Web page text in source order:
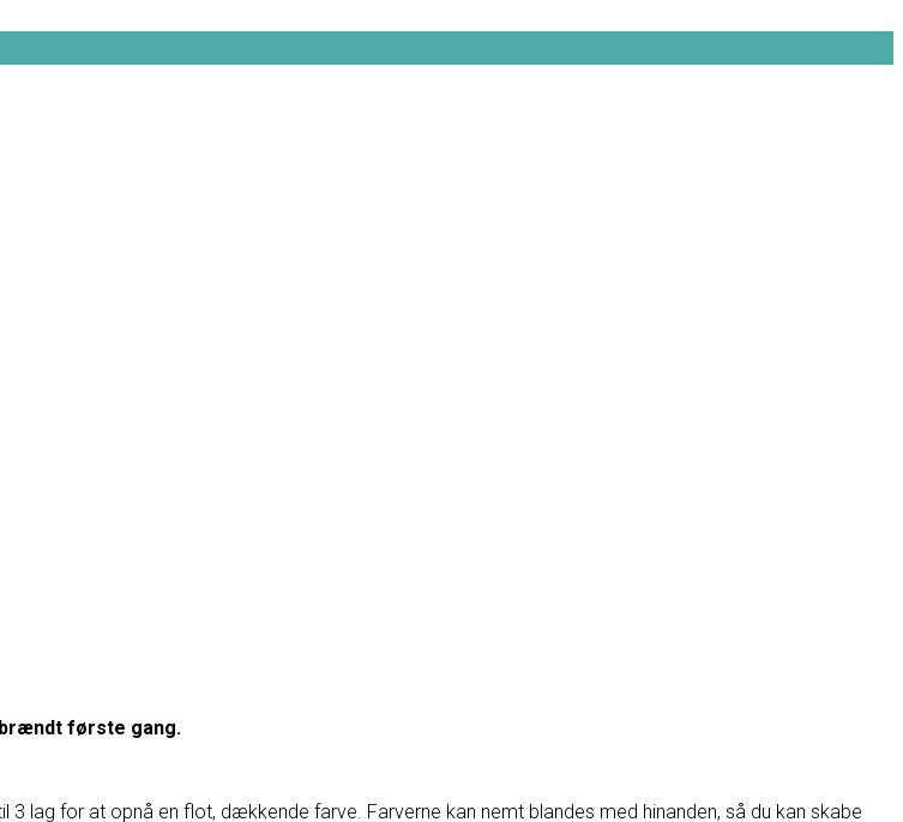
første gang.
lag for at opnå en flot, dækkende farve. Farverne kan nemt blandes med hinanden, så du kan skabe